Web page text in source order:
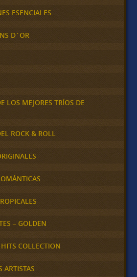
ESENCIALES
D´OR
LOS MEJORES TRÍOS DE
ROCK & ROLL
– GOLDEN
COLLECTION
ARTISTAS